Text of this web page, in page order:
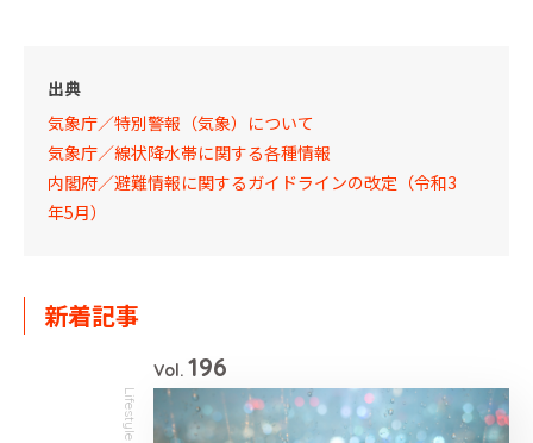
出典
気象庁／特別警報（気象）について
気象庁／線状降水帯に関する各種情報
内閣府／避難情報に関するガイドラインの改定（令和3
年5月）
新着記事
Lifestyle
Vol. 196